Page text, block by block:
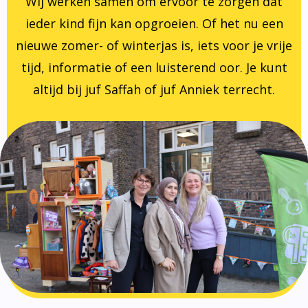
ieder kind fijn kan opgroeien. Of het nu een
nieuwe zomer- of winterjas is, iets voor je vrije
tijd, informatie of een luisterend oor. Je kunt
altijd bij juf Saffah of juf Anniek terrecht.